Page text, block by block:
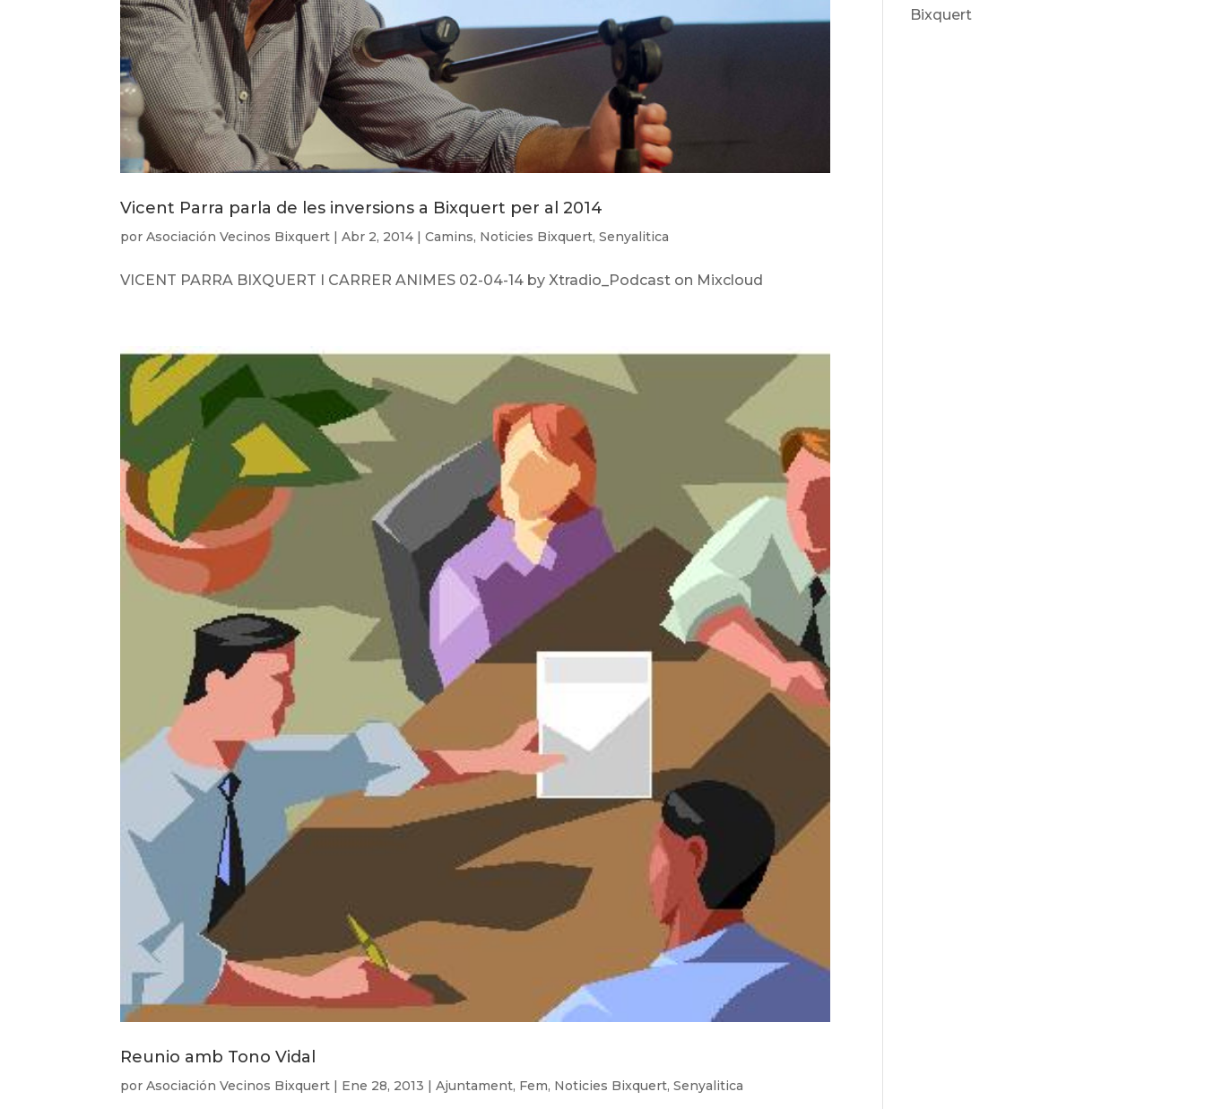
Vicent Parra parla de les inversions a Bixquert per al 2014
porAsociación Vecinos Bixquert |Abr 2, 2014 |Camins, Noticies Bixquert,Senyalitica
VICENT PARRA BIXQUERT I CARRER ANIMES 02-04-14 by Xtradio_Podcast on Mixcloud
Reunio amb Tono Vidal
porAsociación Vecinos Bixquert | Ene 28, 2013 |Ajuntament, Fem, Noticies Bixquert,Senyalitica
Bixquert